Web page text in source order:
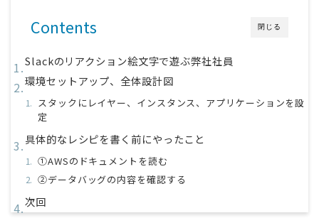
閉じる
Contents
Slackのリアクション絵文字で遊ぶ弊社社員
環境セットアップ、全体設計図
スタックにレイヤー、インスタンス、アプリケーションを設
定
具体的なレシピを書く前にやったこと
①AWSのドキュメントを読む
②データバッグの内容を確認する
次回